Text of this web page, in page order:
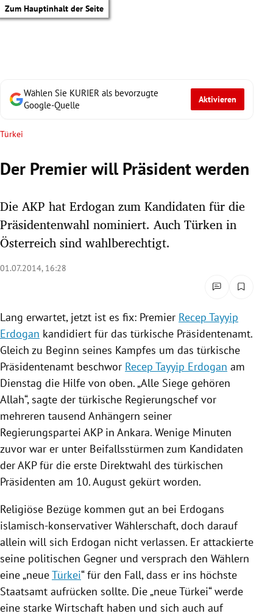
Zum Hauptinhalt der Seite
Untermenü
Untermenü
Untermenü
Untermenü
Untermenü
Untermenü
Untermenü
Wählen Sie KURIER als bevorzugte
Google-Quelle
Aktivieren
Türkei
Der Premier will Präsident werden
Die AKP hat Erdogan zum Kandidaten für die
Präsidentenwahl nominiert. Auch Türken in
Österreich sind wahlberechtigt.
01.07.2014, 16:28
Lang erwartet, jetzt ist es fix: Premier Recep Tayyip
Erdogan kandidiert für das türkische Präsidentenamt.
Gleich zu Beginn seines Kampfes um das türkische
Präsidentenamt beschwor Recep Tayyip Erdogan am
Dienstag die Hilfe von oben. „Alle Siege gehören
Allah“, sagte der türkische Regierungschef vor
mehreren tausend Anhängern seiner
Regierungspartei AKPin Ankara. Wenige Minuten
zuvor war er unter Beifallsstürmen zum Kandidaten
der AKP für die erste Direktwahl des türkischen
Präsidenten am 10. August gekürt worden.
Religiöse Bezüge kommen gut an bei Erdogans
islamisch-konservativer Wählerschaft, doch darauf
allein will sich Erdogan nicht verlassen. Er attackierte
seine politischen Gegner und versprach den Wählern
eine „neueTürkei“ für den Fall, dass er ins höchste
Staatsamt aufrücken sollte. Die „neueTürkei“ werde
eine starke Wirtschaft haben und sich auch auf